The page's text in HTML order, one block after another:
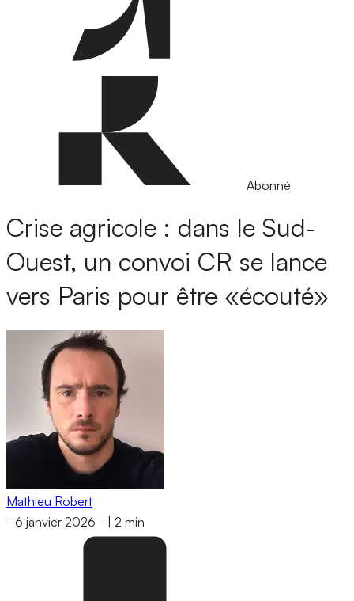
Abonné
Crise agricole : dans le Sud-
Ouest, un convoi CR se lance
vers Paris pour être «écouté»
Mathieu Robert
- 6 janvier 2026 - 2 min